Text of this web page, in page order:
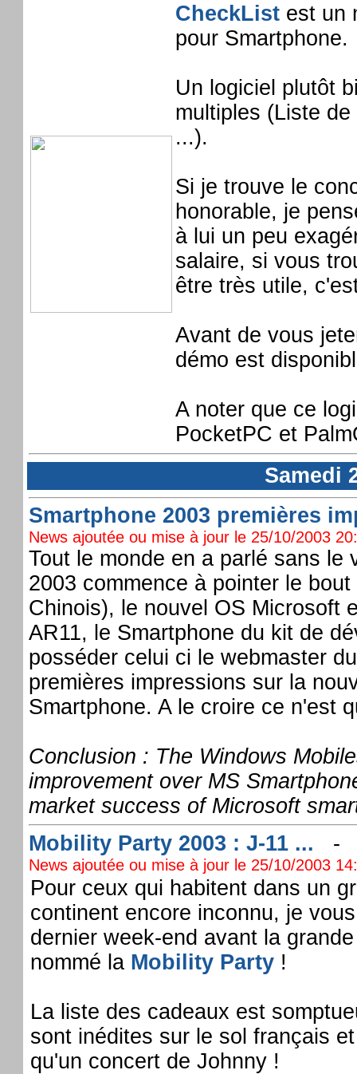
CheckListest un
pour Smartphone.
Un logiciel plutôt
multiples (Liste
...).
Si je trouve le
honorable, je
à lui un peu
salaire, si vous
être très utile,
Avant de vous
démo est
A noter que ce
PocketPC et
Samedi
Smartphone 2003 premières
News ajoutée ou mise à jour le 25/10/2003
Tout le monde en a parlé sans le
2003 commence à pointer le
Chinois), le nouvel OS Microsoft
AR11, le Smartphone du kit de
posséder celui ci le webmaster
premières impressions sur la
Smartphone. A le croire ce n'est
Conclusion : The Windows
improvement over MS
market success of Microsoft
Mobility Party 2003 : J-11 ...
News ajoutée ou mise à jour le 25/10/2003
Pour ceux qui habitent dans un
continent encore inconnu, je
dernier week-end avant la
nommé la Mobility Party!
La liste des cadeaux est
sont inédites sur le sol français
qu'un concert de Johnny !